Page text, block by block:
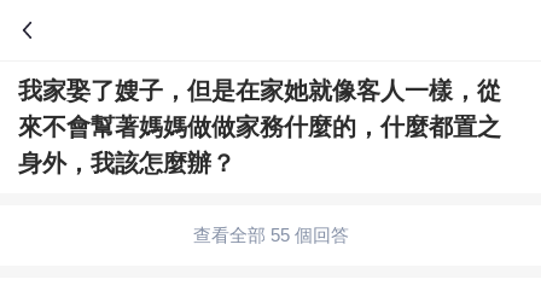
我家娶了嫂子，但是在家她就像客人一樣，從
來不會幫著媽媽做做家務什麼的，什麼都置之
身外，我該怎麼辦？
查看全部 55 個回答
問答
綜合問題 婚姻情感